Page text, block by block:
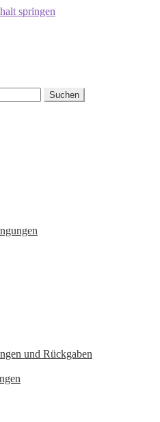
springen
Suchen
und Rückgaben